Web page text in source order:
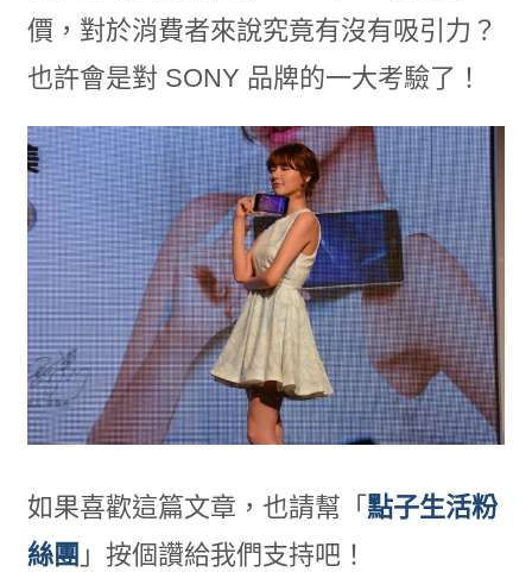
價，對於消費者來說究竟有沒有吸引力？
也許會是對 SONY 品牌的一大考驗了！
如果喜歡這篇文章，也請幫「 點子生活粉
絲團 」按個讚給我們支持吧！